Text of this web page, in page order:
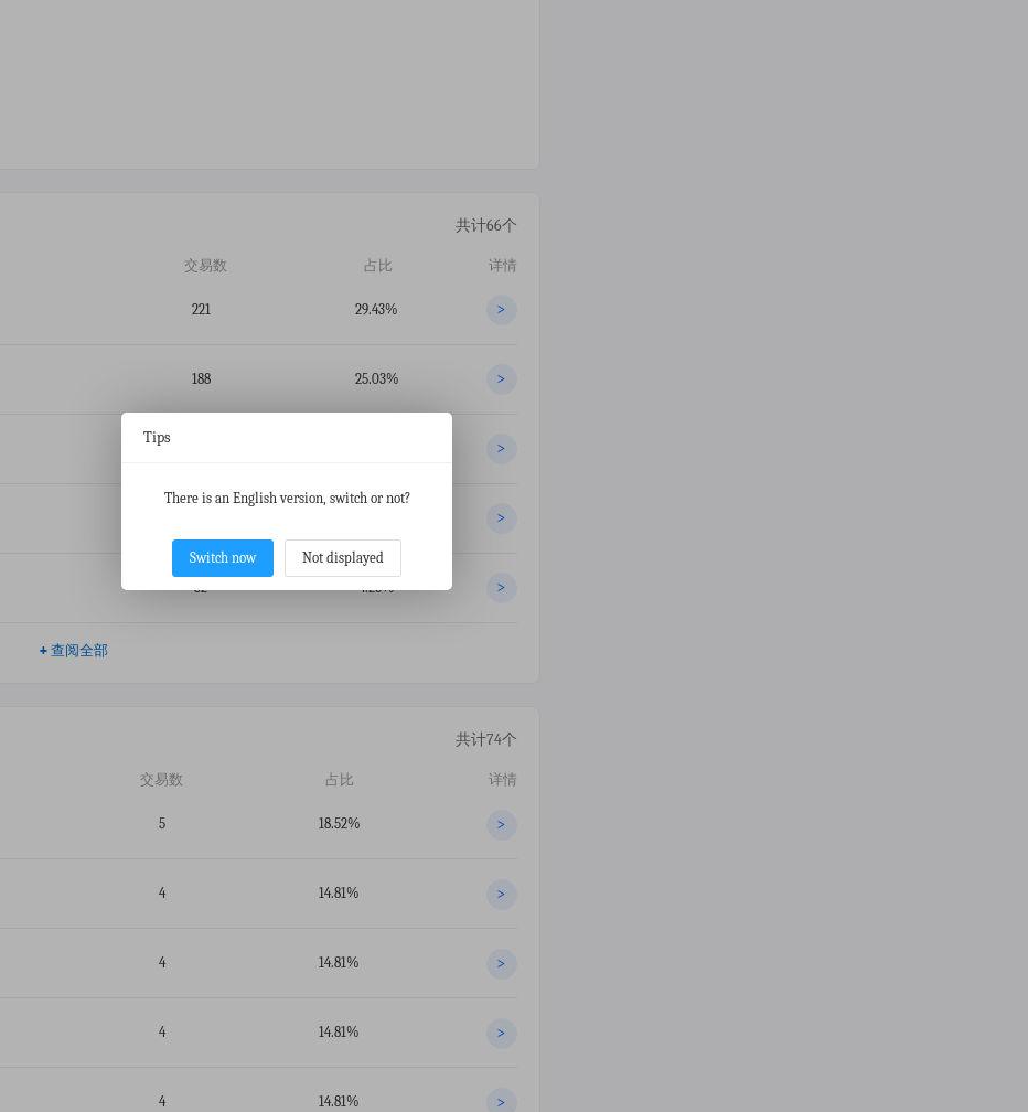
共计66个
交易数 占比 详情
221 29.43% >
188 25.03% >
>
>
32 4.26% >
+ 查阅全部
共计74个
交易数 占比 详情
5 18.52% >
4 14.81% >
4 14.81% >
4 14.81% >
4 14.81% >
Tips
There is an English version, switch or not?
Switch now Not displayed